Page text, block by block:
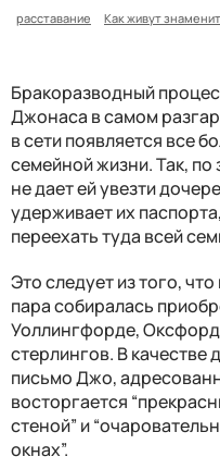
расставание
Как живут
Бракоразводный
Джонаса в самом
в сети появляется все
семейной жизни. Так,
не дает ей увезти
удерживает их
переехать туда всей
Это следует из того,
пара собиралась
Уоллингфорде,
стерлингов. В качестве
письмо Джо,
восторгается
стеной” и
окнах”.